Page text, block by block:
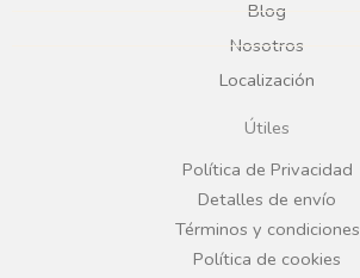
b
o
o
k
g
r
a
Blog
Nosotros
Localización
Útiles
Política de Privacidad
Detalles de envío
Términos y condiciones
Política de cookies